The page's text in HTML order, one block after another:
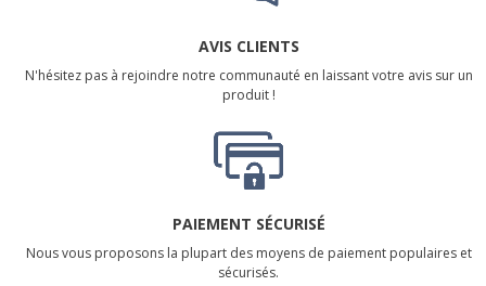
AVIS CLIENTS
N'hésitez pas à rejoindre notre communauté en laissant votre avis sur un
produit !
PAIEMENT SÉCURISÉ
Nous vous proposons la plupart des moyens de paiement populaires et
sécurisés.